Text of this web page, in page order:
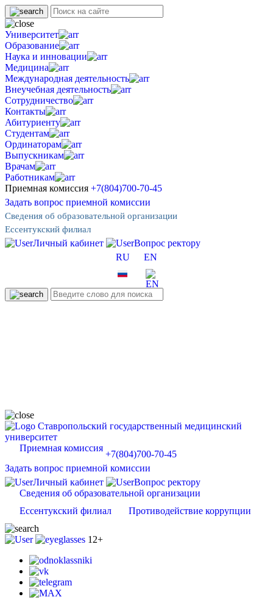
Университет
Образование
Наука и инновации
Медицина
Международная деятельность
Внеучебная деятельность
Сотрудничество
Контакты
Абитуриенту
Студентам
Ординаторам
Выпускникам
Врачам
Работникам
Приемная комиссия +7(804)700-70-45
Задать вопрос приемной комиссии
Сведения об образовательной организации
Ессентукский филиал
Личный кабинет
Вопрос ректору
RU
EN
Ставропольский государственный медицинский
университет
Приемная комиссия
+7(804)700-70-45
Задать вопрос приемной комиссии
Личный кабинет
Вопрос ректору
Сведения об образовательной организации
Ессентукский филиал
Противодействие коррупции
12+